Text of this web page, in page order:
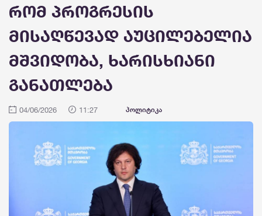
რომ პროგრესის
მისაღწევად აუცილებელია
მშვიდობა, ხარისხიანი
განათლება
04/06/2026 11:27 პოლიტიკა